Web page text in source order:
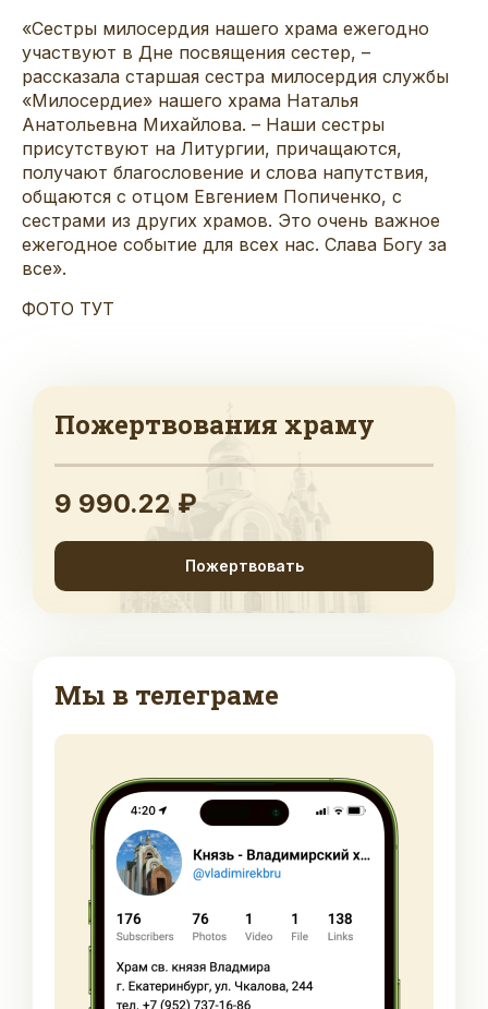
«Сестры милосердия нашего храма ежегодно
участвуют в Дне посвящения сестер, –
рассказала старшая сестра милосердия службы
«Милосердие» нашего храма Наталья
Анатольевна Михайлова. – Наши сестры
присутствуют на Литургии, причащаются,
получают благословение и слова напутствия,
общаются с отцом Евгением Попиченко, с
сестрами из других храмов. Это очень важное
ежегодное событие для всех нас. Слава Богу за
все».
ФОТО ТУТ
Пожертвования храму
9 990.22 ₽
Пожертвовать
Мы в телеграме